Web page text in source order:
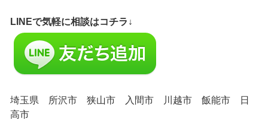
LINEで気軽に相談はコチラ↓
埼玉県 所沢市 狭山市 入間市 川越市 飯能市 日
高市